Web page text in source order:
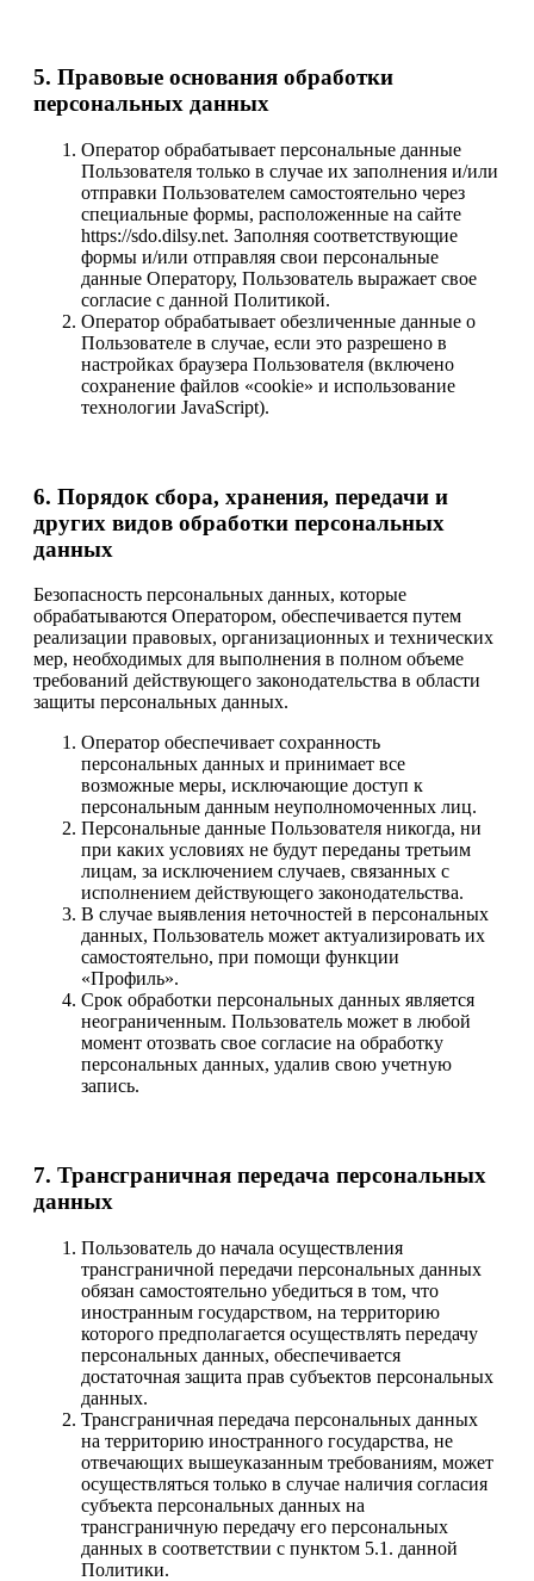
5. Правовые основания обработки
персональных данных
Оператор обрабатывает персональные данные
Пользователя только в случае их заполнения и/или
отправки Пользователем самостоятельно через
специальные формы, расположенные на сайте
https://sdo.dilsy.net. Заполняя соответствующие
формы и/или отправляя свои персональные
данные Оператору, Пользователь выражает свое
согласие с данной Политикой.
Оператор обрабатывает обезличенные данные о
Пользователе в случае, если это разрешено в
настройках браузера Пользователя (включено
сохранение файлов «cookie» и использование
технологии JavaScript).
6. Порядок сбора, хранения, передачи и
других видов обработки персональных
данных
Безопасность персональных данных, которые
обрабатываются Оператором, обеспечивается путем
реализации правовых, организационных и технических
мер, необходимых для выполнения в полном объеме
требований действующего законодательства в области
защиты персональных данных.
Оператор обеспечивает сохранность
персональных данных и принимает все
возможные меры, исключающие доступ к
персональным данным неуполномоченных лиц.
Персональные данные Пользователя никогда, ни
при каких условиях не будут переданы третьим
лицам, за исключением случаев, связанных с
исполнением действующего законодательства.
В случае выявления неточностей в персональных
данных, Пользователь может актуализировать их
самостоятельно, при помощи функции
«Профиль».
Срок обработки персональных данных является
неограниченным. Пользователь может в любой
момент отозвать свое согласие на обработку
персональных данных, удалив свою учетную
запись.
7. Трансграничная передача персональных
данных
Пользователь до начала осуществления
трансграничной передачи персональных данных
обязан самостоятельно убедиться в том, что
иностранным государством, на территорию
которого предполагается осуществлять передачу
персональных данных, обеспечивается
достаточная защита прав субъектов персональных
данных.
Трансграничная передача персональных данных
на территорию иностранного государства, не
отвечающих вышеуказанным требованиям, может
осуществляться только в случае наличия согласия
субъекта персональных данных на
трансграничную передачу его персональных
данных в соответствии с пунктом 5.1. данной
Политики.